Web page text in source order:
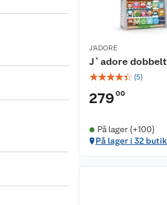
J'ADORE
J`adore
☆☆☆☆☆ (5)
279 00
På lager (+100)
På lager i 32